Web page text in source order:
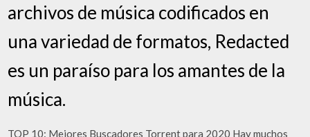
archivos de música codificados en
una variedad de formatos, Redacted
es un paraíso para los amantes de la
música.
TOP 10: Mejores Buscadores Torrent para 2020 Hay muchos